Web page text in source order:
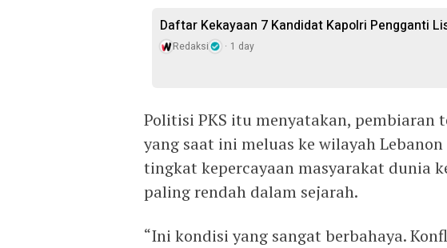
Daftar Kekayaan 7 Kandidat Kapolri Pengganti
Redaksi 1 day
Politisi PKS itu menyatakan, pembiaran
yang saat ini meluas ke wilayah
tingkat kepercayaan masyarakat dunia
paling rendah dalam sejarah.
“Ini kondisi yang sangat berbahaya.